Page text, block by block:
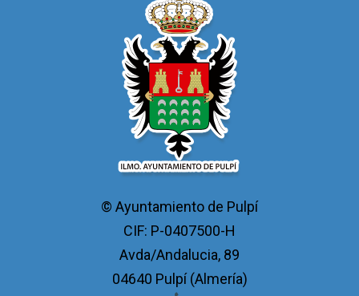
© Ayuntamiento de Pulpí
CIF: P-0407500-H
Avda/Andalucia, 89
04640 Pulpí (Almería)